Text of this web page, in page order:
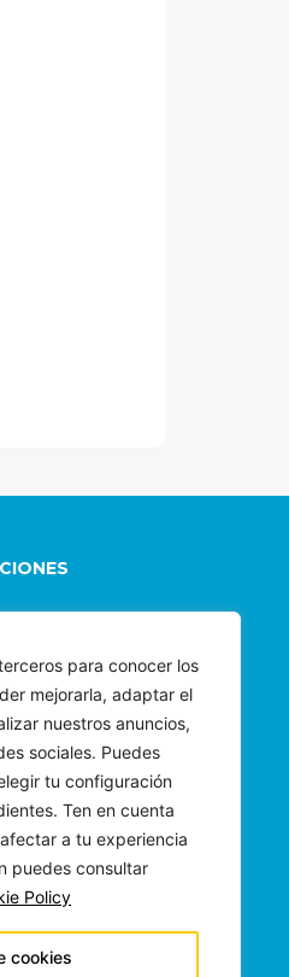
para conocer los
mejorarla, adaptar el
nuestros anuncios,
sociales. Puedes
tu configuración
Ten en cuenta
a tu experiencia
puedes consultar
Policy
cookies
e individuos
nuestra